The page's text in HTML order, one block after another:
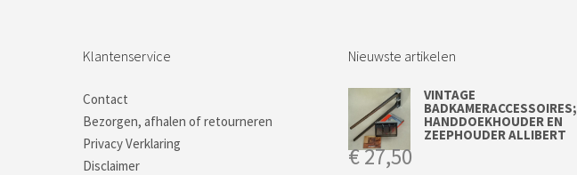
Klantenservice
Contact
Bezorgen, afhalen of retourneren
Privacy Verklaring
Disclaimer
Nieuwste artikelen
VINTAGE
BADKAMERACCESSOIRES;
HANDDOEKHOUDER EN
ZEEPHOUDER ALLIBERT
€27,50